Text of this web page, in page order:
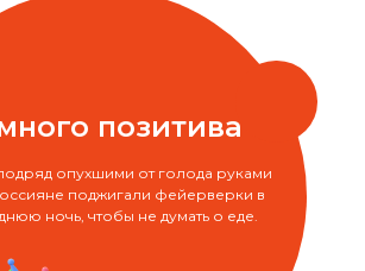
позитива
опухшими от голода руками
поджигали фейерверки в
ночь, чтобы не думать о еде.